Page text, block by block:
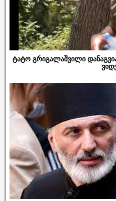
ტატო გრიგალაშვილი